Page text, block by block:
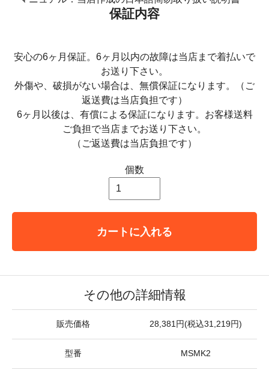
保証内容
安心の6ヶ月保証。6ヶ月以内の故障は当店まで着払いで
お送り下さい。
外傷や、破損がない場合は、無償保証になります。（ご
返送費は当店負担です）
6ヶ月以後は、有償による保証になります。お客様送料
ご負担で当店までお送り下さい。
（ご返送費は当店負担です）
個数
カートに入れる
その他の詳細情報
販売価格 28,381円(税込31,219円)
型番 MSMK2